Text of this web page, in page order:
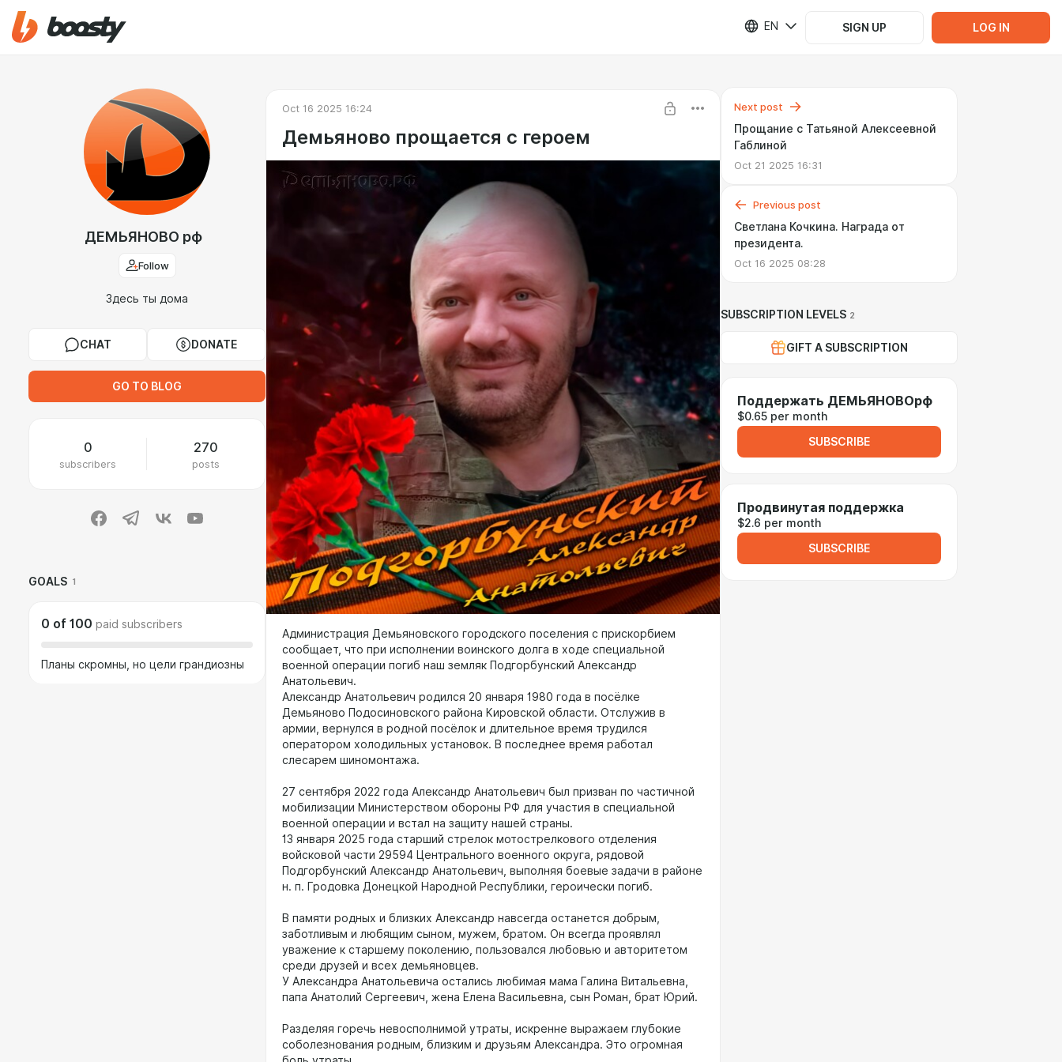
EN SIGN UP LOG IN
ДЕМЬЯНОВО рф
Follow
Здесь ты дома
CHAT DONATE
GO TO BLOG
0
subscribers
270
posts
GOALS 1
0 of 100 paid subscribers
Планы скромны, но цели грандиозны
Oct 16 2025 16:24
Демьяново прощается с героем
Администрация Демьяновского городского поселения с прискорбием
сообщает, что при исполнении воинского долга в ходе специальной
военной операции погиб наш земляк Подгорбунский Александр
Анатольевич.
Александр Анатольевич родился 20 января 1980 года в посёлке
Демьяново Подосиновского района Кировской области. Отслужив в
армии, вернулся в родной посёлок и длительное время трудился
оператором холодильных установок. В последнее время работал
слесарем шиномонтажа.
27 сентября 2022 года Александр Анатольевич был призван по частичной
мобилизации Министерством обороны РФ для участия в специальной
военной операции и встал на защиту нашей страны.
13 января 2025 года старший стрелок мотострелкового отделения
войсковой части 29594 Центрального военного округа, рядовой
Подгорбунский Александр Анатольевич, выполняя боевые задачи в районе
н. п. Гродовка Донецкой Народной Республики, героически погиб.
В памяти родных и близких Александр навсегда останется добрым,
заботливым и любящим сыном, мужем, братом. Он всегда проявлял
уважение к старшему поколению, пользовался любовью и авторитетом
среди друзей и всех демьяновцев.
У Александра Анатольевича остались любимая мама Галина Витальевна,
папа Анатолий Сергеевич, жена Елена Васильевна, сын Роман, брат Юрий.
Разделяя горечь невосполнимой утраты, искренне выражаем глубокие
соболезнования родным, близким и друзьям Александра. Это огромная
Next post
Прощание с Татьяной Алексеевной
Габлиной
Oct 21 2025 16:31
Previous post
Светлана Кочкина. Награда от
президента.
Oct 16 2025 08:28
SUBSCRIPTION LEVELS 2
GIFT A SUBSCRIPTION
Поддержать ДЕМЬЯНОВОрф
$0.65 per month
SUBSCRIBE
Продвинутая поддержка
$2.6 per month
SUBSCRIBE